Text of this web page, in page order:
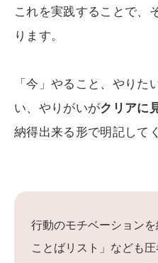
これを実践することで、
ります。
「今」やること、やりた
い、やりがいがクリアに
納得出来る形で明記して
行動のモチベーション
ことばリスト」なども圧